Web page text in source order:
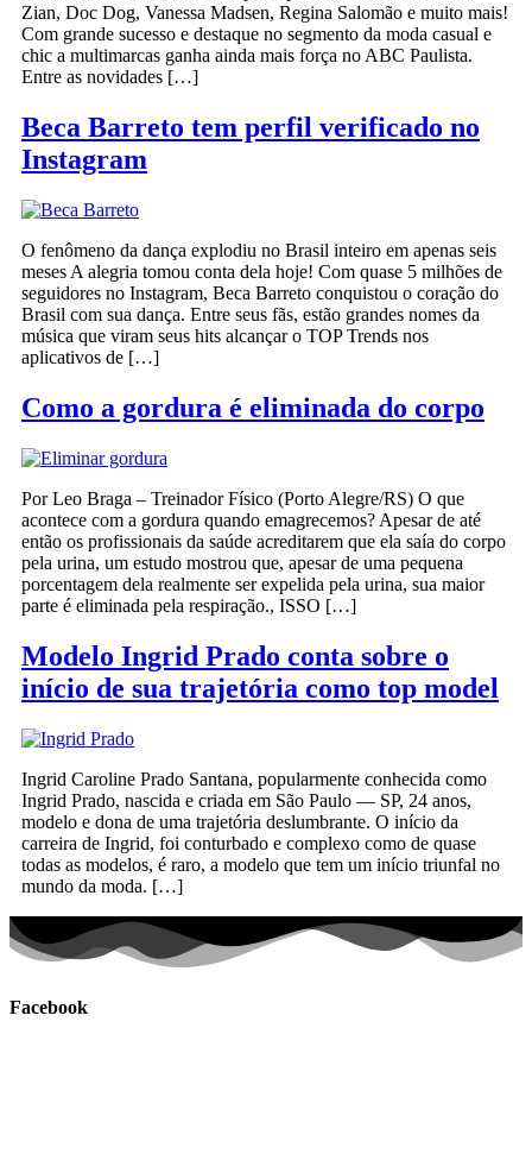
Zian, Doc Dog, Vanessa Madsen, Regina Salomão e muito mais!
Com grande sucesso e destaque no segmento da moda casual e
chic a multimarcas ganha ainda mais força no ABC Paulista.
Entre as novidades […]
Beca Barreto tem perfil verificado no
Instagram
O fenômeno da dança explodiu no Brasil inteiro em apenas seis
meses A alegria tomou conta dela hoje! Com quase 5 milhões de
seguidores no Instagram, Beca Barreto conquistou o coração do
Brasil com sua dança. Entre seus fãs, estão grandes nomes da
música que viram seus hits alcançar o TOP Trends nos
aplicativos de […]
Como a gordura é eliminada do corpo
Por Leo Braga – Treinador Físico (Porto Alegre/RS) O que
acontece com a gordura quando emagrecemos? Apesar de até
então os profissionais da saúde acreditarem que ela saía do corpo
pela urina, um estudo mostrou que, apesar de uma pequena
porcentagem dela realmente ser expelida pela urina, sua maior
parte é eliminada pela respiração., ISSO […]
Modelo Ingrid Prado conta sobre o
início de sua trajetória como top model
Ingrid Caroline Prado Santana, popularmente conhecida como
Ingrid Prado, nascida e criada em São Paulo — SP, 24 anos,
modelo e dona de uma trajetória deslumbrante. O início da
carreira de Ingrid, foi conturbado e complexo como de quase
todas as modelos, é raro, a modelo que tem um início triunfal no
mundo da moda. […]
Facebook